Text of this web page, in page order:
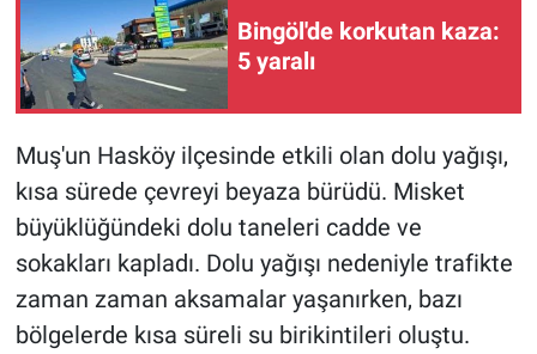
Bingöl'de korkutan kaza:
5 yaralı
Muş'un Hasköy ilçesinde etkili olan dolu yağışı,
kısa sürede çevreyi beyaza bürüdü. Misket
büyüklüğündeki dolu taneleri cadde ve
sokakları kapladı. Dolu yağışı nedeniyle trafikte
zaman zaman aksamalar yaşanırken, bazı
bölgelerde kısa süreli su birikintileri oluştu.